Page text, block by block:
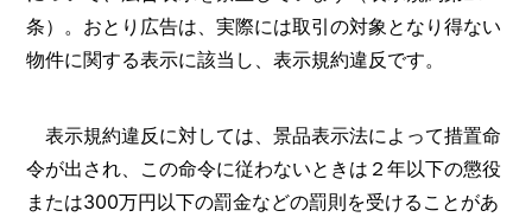
条）。おとり広告は、実際には取引の対象となり得ない
物件に関する表示に該当し、表示規約違反です。
表示規約違反に対しては、景品表示法によって措置命
令が出され、この命令に従わないときは２年以下の懲役
または300万円以下の罰金などの罰則を受けることがあ